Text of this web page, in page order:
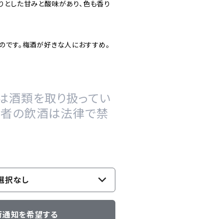
した甘みと酸味があり、色も香り
す。梅酒が好きな人におすすめ。
酒類を取り扱ってい
の飲酒は法律で禁
択なし
知を希望する